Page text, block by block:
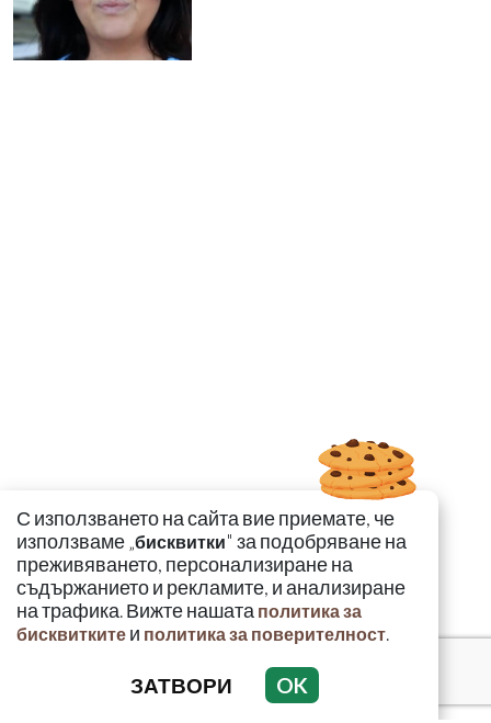
С използването на сайта вие приемате, че
използваме „бисквитки" за подобряване на
преживяването, персонализиране на
съдържанието и рекламите, и анализиране
на трафика. Вижте нашата политика за
бисквитките и политика за поверителност.
ЗАТВОРИ OK